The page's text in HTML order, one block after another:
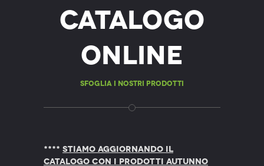
Catalogo
Online
Sfoglia i nostri prodotti
**** STIAMO AGGIORNANDO IL
CATALOGO CON I PRODOTTI AUTUNNO